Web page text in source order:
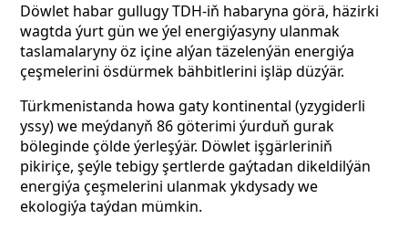
Döwlet habar gullugy TDH-iň habaryna görä, häzirki
wagtda ýurt gün we ýel energiýasyny ulanmak
taslamalaryny öz içine alýan täzelenýän energiýa
çeşmelerini ösdürmek bähbitlerini işläp düzýär.
Türkmenistanda howa gaty kontinental (yzygiderli
yssy) we meýdanyň 86 göterimi ýurduň gurak
böleginde çölde ýerleşýär. Döwlet işgärleriniň
pikiriçe, şeýle tebigy şertlerde gaýtadan dikeldilýän
energiýa çeşmelerini ulanmak ykdysady we
ekologiýa taýdan mümkin.